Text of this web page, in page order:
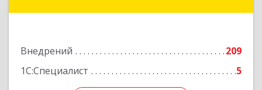
Внедрений
209
1С:Специалист
5